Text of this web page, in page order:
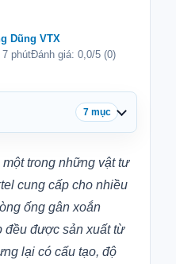
Dũng VTX
phútĐánh giá: 0,0/5 (0)
7 mục
một trong những vật tư
cung cấp cho nhiều
ống gân xoắn
đều được sản xuất từ
lại có cấu tạo, độ